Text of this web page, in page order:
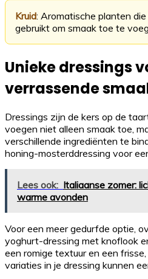
Kruid: Aromatische planten
gebruikt om smaak toe te
Unieke dressings
verrassende
Dressings zijn de kers op de
voegen niet alleen smaak toe,
verschillende ingrediënten te
honing-mosterddressing voor
Lees ook: Italiaanse zomer:
warme avonden
Voor een meer gedurfde optie,
yoghurt-dressing met knoflook
een romige textuur en een
variaties in je dressing kunnen